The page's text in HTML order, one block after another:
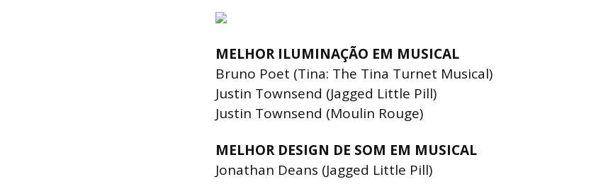
MELHOR ILUMINAÇÃO EM MUSICAL
Bruno Poet (Tina: The Tina Turnet Musical)
Justin Townsend (Jagged Little Pill)
Justin Townsend (Moulin Rouge)
MELHOR DESIGN DE SOM EM MUSICAL
Jonathan Deans (Jagged Little Pill)